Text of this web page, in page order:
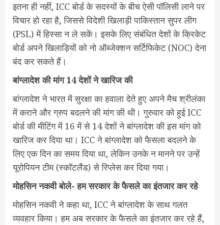
इतना ही नहीं, ICC बोर्ड के सदस्यों के बीच ऐसी पॉलिसी लाने पर
विचार हो रहा है, जिससे विदेशी खिलाड़ी पाकिस्तान सुपर लीग
(PSL) में हिस्सा न ले सकें। इसके लिए संबंधित देशों के क्रिकेट
बोर्ड अपने खिलाड़ियों को नो ऑब्जेक्शन सर्टिफिकेट (NOC) देना
बंद कर सकते हैं।
बांग्लादेश की मांग 14 देशों ने खारिज की
बांग्लादेश ने भारत में सुरक्षा का हवाला देते हुए अपने मैच श्रीलंका
में कराने और ग्रुप बदलने की मांग की थी। गुरुवार को हुई ICC
बोर्ड की मीटिंग में 16 में से 14 देशों ने बांग्लादेश की इस मांग को
खारिज कर दिया था। ICC ने बांग्लादेश को फैसला बदलने के
लिए एक दिन का समय दिया था, लेकिन उनके न मानने पर उन्हें
यूरोपियन टीम (स्कॉटलैंड) से रिप्लेस कर दिया गया।
मोहसिन नकवी बोले- हम सरकार के फैसले का इंतजार कर रहे
मोहसिन नकवी ने कहा था, ICC ने बांग्लादेश के साथ गलत
व्यवहार किया। हम अब सरकार के फैसले का इंतजार कर रहे हैं,